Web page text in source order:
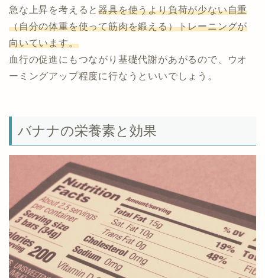
急な上昇を考えると器具を使うより負荷が少ない自重
（自分の体重を使って筋肉を鍛える）トレーニングが
向いています。
血行の促進にもつながり基礎代謝があがるので、ウオ
ーミングアップ程度に行なうといいでしょう。
バナナの栄養素と効果